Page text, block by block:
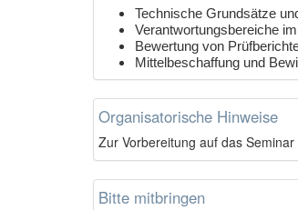
Technische Grundsätze
Verantwortungsbereiche
Bewertung von
Mittelbeschaffung und
Organisatorische Hinweise
Zur Vorbereitung auf das
Bitte mitbringen